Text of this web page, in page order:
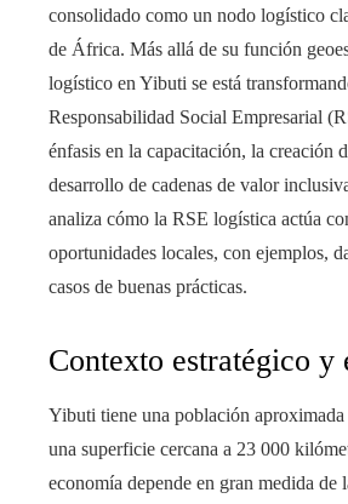
consolidado como un nodo logístico
de África. Más allá de su función
logístico en Yibuti se está
Responsabilidad Social Empresarial
énfasis en la capacitación, la creación
desarrollo de cadenas de valor
analiza cómo la RSE logística actúa
oportunidades locales, con ejemplos,
casos de buenas prácticas.
Contexto estratégico y
Yibuti tiene una población
una superficie cercana a 23 000
economía depende en gran medida de